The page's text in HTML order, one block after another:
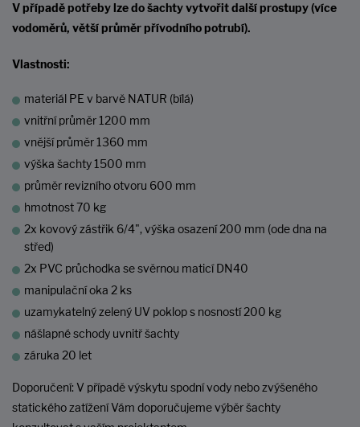
V případě potřeby lze do šachty vytvořit další prostupy (více
vodoměrů, větší průměr přívodního potrubí).
Vlastnosti:
materiál PE v barvě NATUR (bílá)
vnitřní průměr 1200 mm
vnější průměr 1360 mm
výška šachty 1500 mm
průměr revizního otvoru 600 mm
hmotnost 70 kg
2x kovový zástřik 6/4", výška osazení 200 mm (ode dna na
střed)
2x PVC průchodka se svěrnou maticí DN40
manipulační oka 2 ks
uzamykatelný zelený UV poklop s nosností 200 kg
nášlapné schody uvnitř šachty
záruka 20 let
Doporučení: V případě výskytu spodní vody nebo zvýšeného
statického zatížení Vám doporučujeme výběr šachty